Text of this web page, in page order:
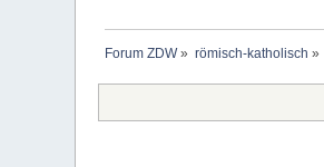
Forum ZDW» römisch-katholisch »